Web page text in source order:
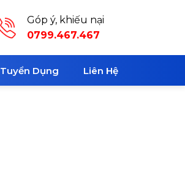
Góp ý, khiếu nại
0799.467.467
Tuyển Dụng Liên Hệ